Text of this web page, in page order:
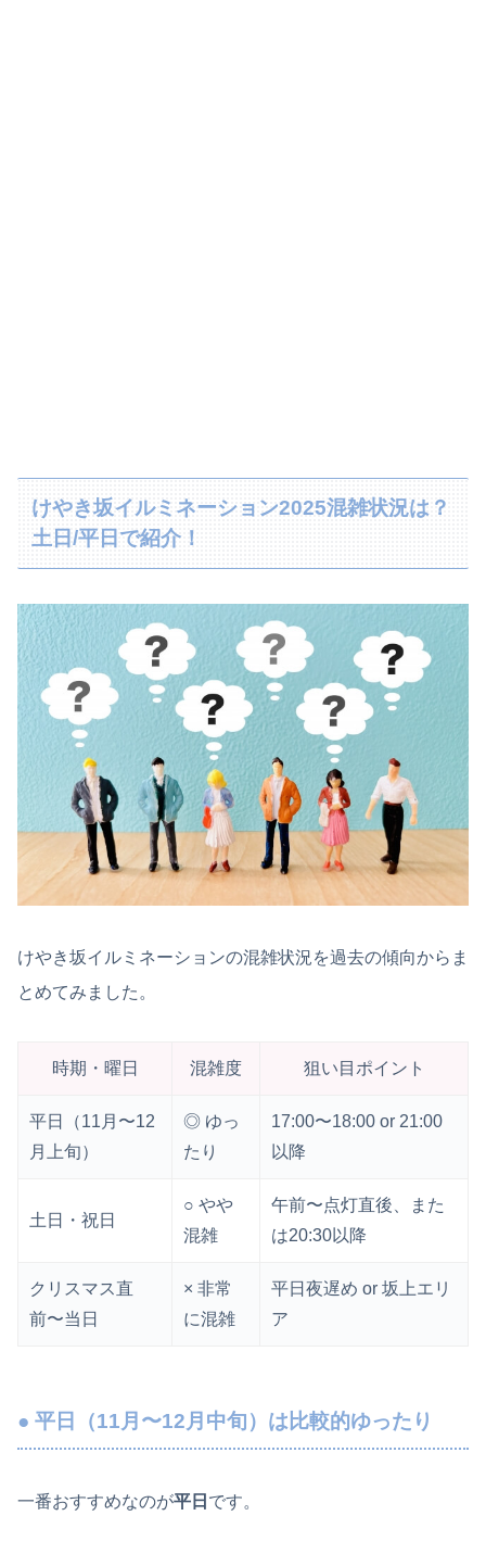
けやき坂イルミネーション2025混雑状況は？
土日/平日で紹介！
けやき坂イルミネーションの混雑状況を過去の傾向からま
とめてみました。
時期・曜日 混雑度 狙い目ポイント
平日（11月〜12
月上旬）
◎ ゆっ
たり
17:00〜18:00 or 21:00
以降
土日・祝日
○ やや
混雑
午前〜点灯直後、また
は20:30以降
クリスマス直
前〜当日
× 非常
に混雑
平日夜遅め or 坂上エリ
ア
● 平日（11月〜12月中旬）は比較的ゆったり
一番おすすめなのが平日 です。